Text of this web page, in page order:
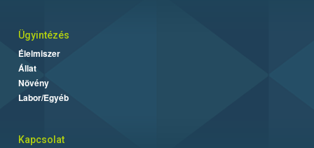
Ügyintézés
Élelmiszer
Állat
Növény
Labor/Egyéb
Kapcsolat